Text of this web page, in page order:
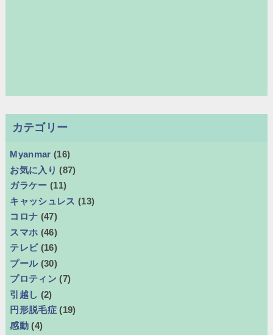
カテゴリー
Myanmar (16)
お気に入り (87)
ガラケー (11)
キャッシュレス (13)
コロナ (47)
スマホ (46)
テレビ (16)
プール (30)
プロティン (7)
引越し (2)
円形脱毛症 (19)
感動 (4)